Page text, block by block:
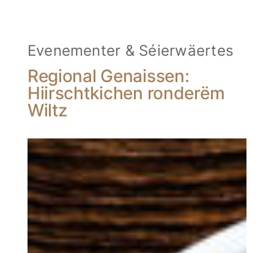
Evenementer & Séierwäertes
Regional Genaissen:
Hiirschtkichen ronderëm
Wiltz